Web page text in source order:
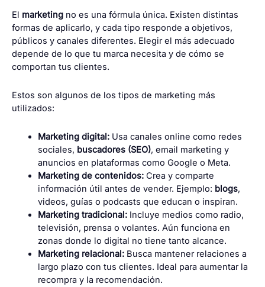
El marketing no es una fórmula única. Existen distintas
formas de aplicarlo, y cada tipo responde a objetivos,
públicos y canales diferentes. Elegir el más adecuado
depende de lo que tu marca necesita y de cómo se
comportan tus clientes.
Estos son algunos de los tipos de marketing más
utilizados:
Marketing digital:Usa canales online como redes
sociales, buscadores (SEO), email marketing y
anuncios en plataformas como Google o Meta.
Marketing de contenidos:Crea y comparte
información útil antes de vender. Ejemplo: blogs,
videos, guías o podcasts que educan o inspiran.
Marketing tradicional:Incluye medios como radio,
televisión, prensa o volantes. Aún funciona en
zonas donde lo digital no tiene tanto alcance.
Marketing relacional:Busca mantener relaciones a
largo plazo con tus clientes. Ideal para aumentar la
recompra y la recomendación.